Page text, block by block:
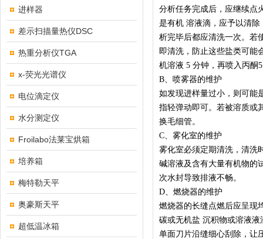
进样器
差示扫描量热仪DSC
热重分析仪TGA
x-荧光光谱仪
电位滴定仪
水分测定仪
Froilabo法莱宝烘箱
培养箱
梅特勒天平
奥豪斯天平
超低温冰箱
分析任务完成后，应继续点
是有机 溶液滴，应予以清
析完毕后都应清洗一次。若
即清洗，防止这些盐类可能
机溶液 5 分钟，再喷入丙酮
B、喷雾器的维护
如发现进样量过小，则可能
指轻弹动即可。若被溶质或
换毛细管。
C、雾化室的维护
雾化室必须定期清洗，清洗
碱溶液及含有大量有机物的
次水封导致排液不畅。
D、燃烧器的维护
燃烧器的长缝点燃后应呈
碳或无机盐 沉积物或溶液
单面刀片沿缝细心刮除，让